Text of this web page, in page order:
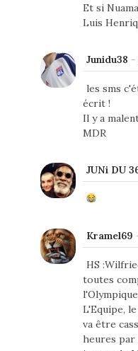
Et si
Luis
Junidu38 -
les sms
écrit !
Il y a
MDR
JUNi DU
Kramel69
HS
toutes
L'Equipe,
va être
heures par